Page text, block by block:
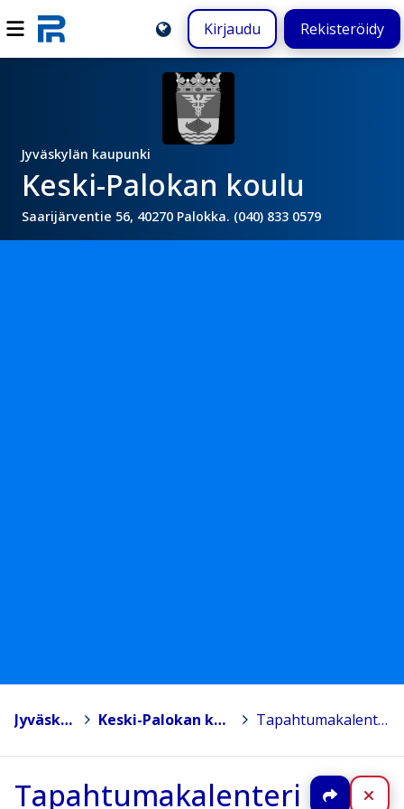
Kirjaudu Rekisteröidy
Jyväskylän kaupunki
Keski-Palokan koulu
Saarijärventie 56, 40270 Palokka. (040) 833 0579
Jyväskylä > Keski-Palokan koulu > Tapahtumakalenteri
Tapahtumakalenteri Jaa